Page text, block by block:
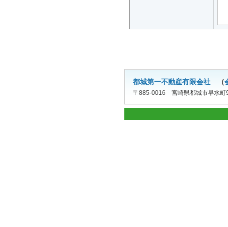
都城第一不動産有限会社 （
〒885-0016 宮崎県都城市早水